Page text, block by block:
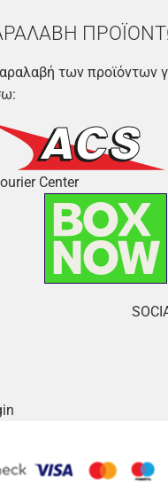
των προϊόντων